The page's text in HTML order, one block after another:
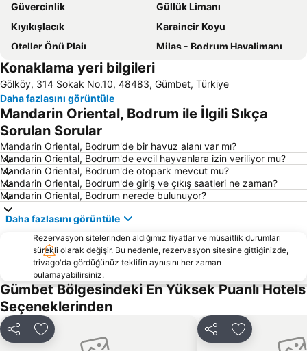
Güvercinlik
Güllük Limanı
Kıyıkışlacık
Karaincir Koyu
Oteller Önü Plajı
Milas - Bodrum Havalimanı
Bodrum Kalesi
Kumbahçe Halk Plajı
Bitez Halk Plajı
Aquapark Bodrum
Gümbet Plajı
Didim Aqua Park
Bodrum Yat Limanı
Mavişehir
D-Marin Turgutreis Marina
Göltürkbükü Sahili
Yalıkavlak Halk Plajı
Marina Kos
Turgutreis Gunbatımı Plajı
D-Marin Didim Marina
Bodrum Otobüs Terminali
3. Koy Halk Plajı
D-Marin Turgutreis
Palmarina Yalıkavak
Xuma beach
Çanakkale Limanı
Yalıköy
Bodrum Dolphin Park
Akti Zouroudi
Bodrum Sualtı Arkeoloji Müzesi
Tavşan Adası
Halikarnas
Konaklama yeri bilgileri
Gölköy, 314 Sokak No.10, 48483, Gümbet, Türkiye
Daha fazlasını görüntüle
Mandarin Oriental, Bodrum ile İlgili Sıkça
Sorulan Sorular
Mandarin Oriental, Bodrum'de bir havuz alanı var mı?
Mandarin Oriental, Bodrum'de evcil hayvanlara izin veriliyor mu?
Mandarin Oriental, Bodrum'de otopark mevcut mu?
Mandarin Oriental, Bodrum'de giriş ve çıkış saatleri ne zaman?
Mandarin Oriental, Bodrum nerede bulunuyor?
Daha fazlasını görüntüle
Rezervasyon sitelerinden aldığımız fiyatlar ve müsaitlik durumları
sürekli olarak değişir. Bu nedenle, rezervasyon sitesine gittiğinizde,
trivago'da gördüğünüz teklifin aynısını her zaman
bulamayabilirsiniz.
Gümbet Bölgesindeki En Yüksek Puanlı Hotels
Seçeneklerinden
Paylaş Favorilerime ekle Paylaş Favorilerime